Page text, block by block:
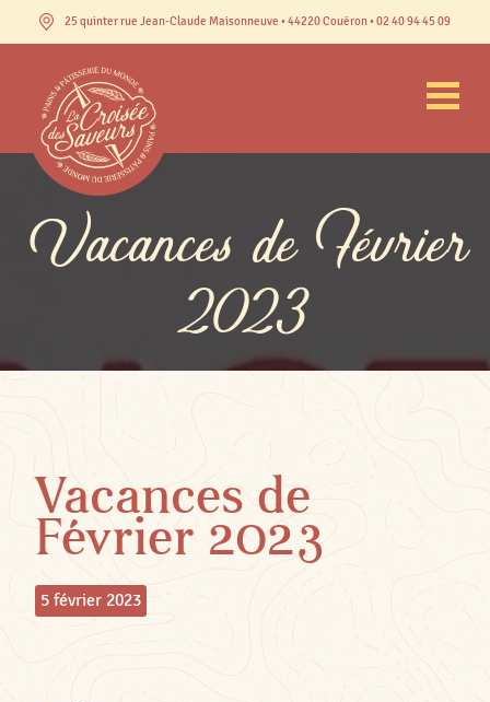
25 quinter rue Jean-Claude Maisonneuve • 44220 Couëron • 02 40 94 45 09
Vacances de Février
2023
Vacances de
Février 2023
5 février 2023